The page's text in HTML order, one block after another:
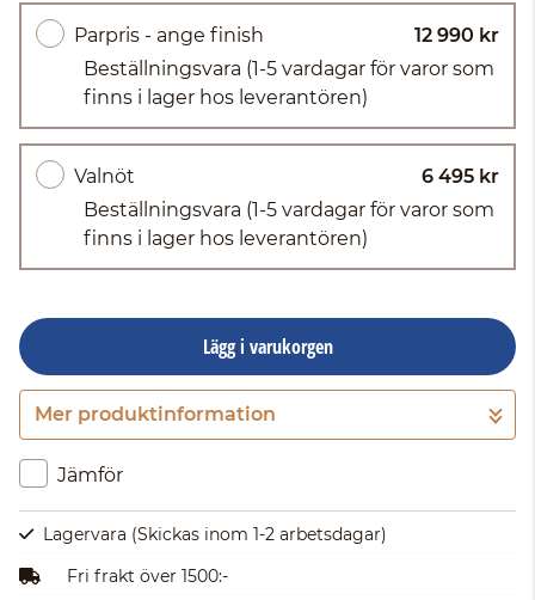
Parpris - ange finish
12 990 kr
Beställningsvara (1-5 vardagar för varor som
finns i lager hos leverantören)
Valnöt
6 495 kr
Beställningsvara (1-5 vardagar för varor som
finns i lager hos leverantören)
Lägg i varukorgen
Gå till kassan
Mer produktinformation
Jämför
Lagervara (Skickas inom 1-2 arbetsdagar)
Fri frakt över 1500:-